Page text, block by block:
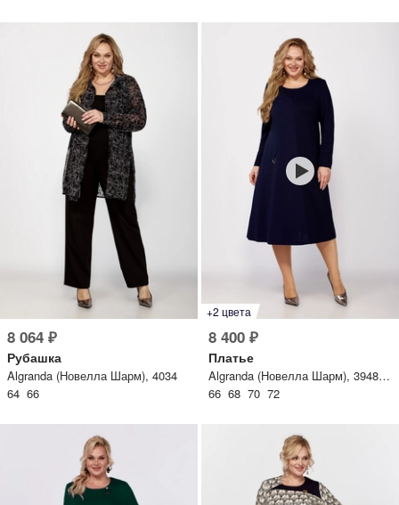
8 064 ₽
Рубашка
Algranda (Новелла Шарм), 4034
64 66
+2 цвета
8 400 ₽
Платье
Algranda (Новелла Шарм), 3948-A-C
66 68 70 72